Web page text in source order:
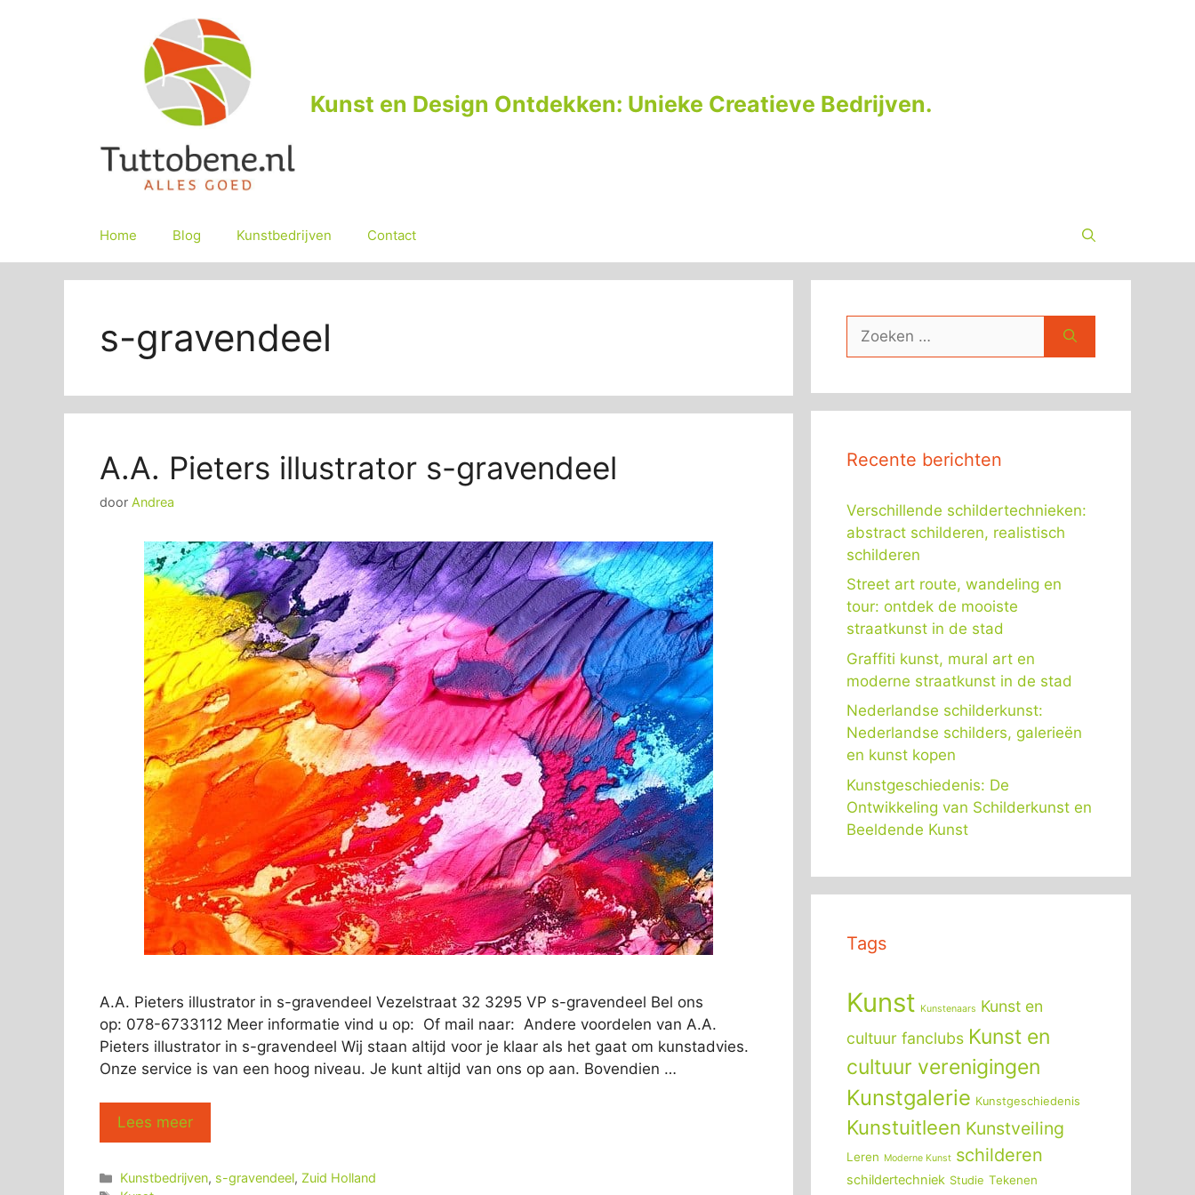
Kunst en Design Ontdekken: Unieke Creatieve Bedrijven.
Home Blog Kunstbedrijven Contact
s-gravendeel
A.A. Pieters illustrator s-gravendeel
door Andrea
A.A. Pieters illustrator in s-gravendeel Vezelstraat 32 3295 VP s-gravendeel Bel ons
op: 078-6733112 Meer informatie vind u op: Of mail naar: Andere voordelen van A.A.
Pieters illustrator in s-gravendeel Wij staan altijd voor je klaar als het gaat om kunstadvies.
Onze service is van een hoog niveau. Je kunt altijd van ons op aan. Bovendien …
Lees meer
Categorieën
Kunstbedrijven, s-gravendeel, Zuid Holland
naar:
Recente berichten
Verschillende schildertechnieken:
abstract schilderen, realistisch
schilderen
Street art route, wandeling en
tour: ontdek de mooiste
straatkunst in de stad
Graffiti kunst, mural art en
moderne straatkunst in de stad
Nederlandse schilderkunst:
Nederlandse schilders, galerieën
en kunst kopen
Kunstgeschiedenis: De
Ontwikkeling van Schilderkunst en
Beeldende Kunst
Tags
Kunst Kunstenaars Kunst en
cultuur fanclubs Kunst en
cultuur verenigingen
Kunstgalerie Kunstgeschiedenis
Kunstuitleen Kunstveiling
Leren Moderne Kunst schilderen
schildertechniek Studie Tekenen